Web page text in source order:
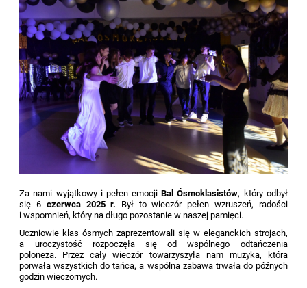
Za nami wyjątkowy i pełen emocji Bal Ósmoklasistów, który odbył
się 6 czerwca 2025 r. Był to wieczór pełen wzruszeń, radości
i wspomnień, który na długo pozostanie w naszej pamięci.
Uczniowie klas ósmych zaprezentowali się w eleganckich strojach,
a uroczystość rozpoczęła się od wspólnego odtańczenia
poloneza. Przez cały wieczór towarzyszyła nam muzyka, która
porwała wszystkich do tańca, a wspólna zabawa trwała do późnych
godzin wieczornych.